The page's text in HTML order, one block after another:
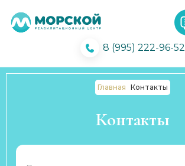
8 (995) 222-96-52
Главная Контакты
Контакты